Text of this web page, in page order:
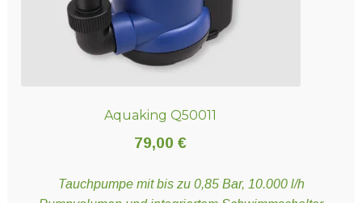
Aquaking Q50011
79,00€
Tauchpumpe mit bis zu 0,85 Bar, 10.000 l/h